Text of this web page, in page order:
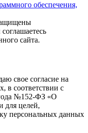
обеспечения,
сайта.
свое согласие на
в соответствии с
№152-ФЗ «О
для целей,
персональных данных